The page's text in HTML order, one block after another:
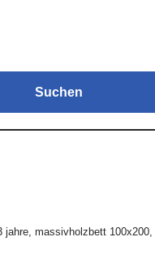
Suchen
jahre, massivholzbett 100x200,